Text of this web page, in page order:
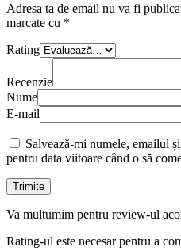
Adresa ta de email nu va fi
marcate cu *
Rating
Recenzie
Nume
E-mail
Salvează-mi numele, emailul
pentru data viitoare când o să
Va multumim pentru review-ul
Rating-ul este necesar pentru a